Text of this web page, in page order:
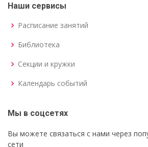
Наши сервисы
Расписание занятий
Библиотека
Секции и кружки
Календарь событий
Мы в соцсетях
Вы можете связаться с нами через
сети